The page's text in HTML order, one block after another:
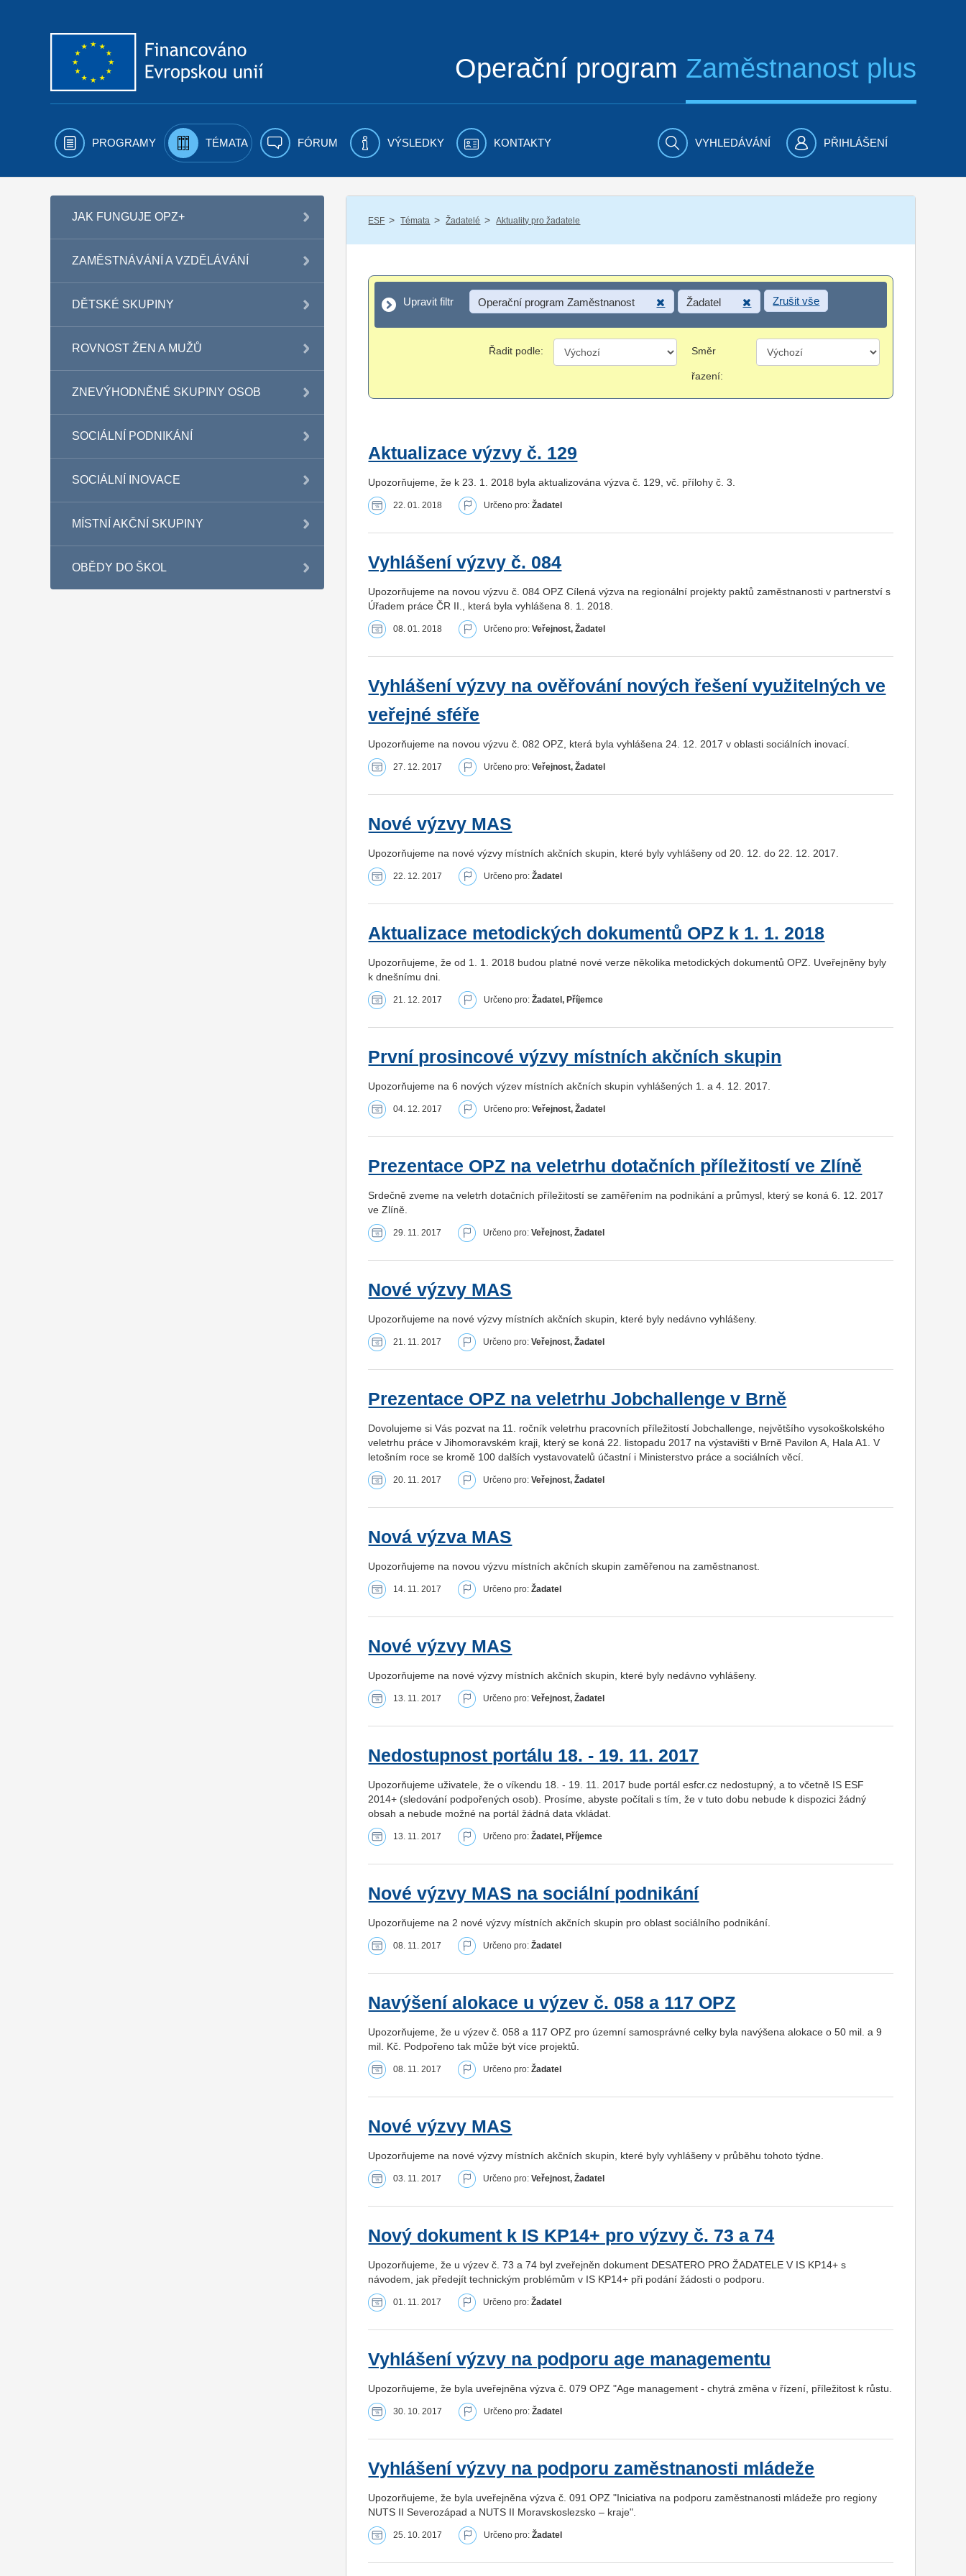
Operační program Zaměstnanost plus
PROGRAMY TÉMATA FÓRUM VÝSLEDKY KONTAKTY VYHLEDÁVÁNÍ PŘIHLÁŠENÍ
JAK FUNGUJE OPZ+
ZAMĚSTNÁVÁNÍ A VZDĚLÁVÁNÍ
DĚTSKÉ SKUPINY
ROVNOST ŽEN A MUŽŮ
ZNEVÝHODNĚNÉ SKUPINY OSOB
SOCIÁLNÍ PODNIKÁNÍ
SOCIÁLNÍ INOVACE
MÍSTNÍ AKČNÍ SKUPINY
OBĚDY DO ŠKOL
ESF / Témata / Žadatelé / Aktuality pro žadatele
Upravit filtr
Upravit filtr Operační program Zaměstnanost Žadatel Zrušit vše
Řadit podle: Směr
řazení:
Aktualizace výzvy č. 129
Upozorňujeme, že k 23. 1. 2018 byla aktualizována výzva č. 129, vč. přílohy č. 3.
22. 01. 2018 Určeno pro:Žadatel
Vyhlášení výzvy č. 084
Upozorňujeme na novou výzvu č. 084 OPZ Cílená výzva na regionální projekty paktů zaměstnanosti v partnerství s
Úřadem práce ČR II., která byla vyhlášena 8. 1. 2018.
08. 01. 2018 Určeno pro:Veřejnost, Žadatel
Vyhlášení výzvy na ověřování nových řešení využitelných ve
veřejné sféře
Upozorňujeme na novou výzvu č. 082 OPZ, která byla vyhlášena 24. 12. 2017 v oblasti sociálních inovací.
27. 12. 2017 Určeno pro:Veřejnost, Žadatel
Nové výzvy MAS
Upozorňujeme na nové výzvy místních akčních skupin, které byly vyhlášeny od 20. 12. do 22. 12. 2017.
22. 12. 2017 Určeno pro:Žadatel
Aktualizace metodických dokumentů OPZ k 1. 1. 2018
Upozorňujeme, že od 1. 1. 2018 budou platné nové verze několika metodických dokumentů OPZ. Uveřejněny byly
k dnešnímu dni.
21. 12. 2017 Určeno pro:Žadatel, Příjemce
První prosincové výzvy místních akčních skupin
Upozorňujeme na 6 nových výzev místních akčních skupin vyhlášených 1. a 4. 12. 2017.
04. 12. 2017 Určeno pro:Veřejnost, Žadatel
Prezentace OPZ na veletrhu dotačních příležitostí ve Zlíně
Srdečně zveme na veletrh dotačních příležitostí se zaměřením na podnikání a průmysl, který se koná 6. 12. 2017
ve Zlíně.
29. 11. 2017 Určeno pro:Veřejnost, Žadatel
Nové výzvy MAS
Upozorňujeme na nové výzvy místních akčních skupin, které byly nedávno vyhlášeny.
21. 11. 2017 Určeno pro:Veřejnost, Žadatel
Prezentace OPZ na veletrhu Jobchallenge v Brně
Dovolujeme si Vás pozvat na 11. ročník veletrhu pracovních příležitostí Jobchallenge, největšího vysokoškolského
veletrhu práce v Jihomoravském kraji, který se koná 22. listopadu 2017 na výstavišti v Brně Pavilon A, Hala A1. V
letošním roce se kromě 100 dalších vystavovatelů účastní i Ministerstvo práce a sociálních věcí.
20. 11. 2017 Určeno pro:Veřejnost, Žadatel
Nová výzva MAS
Upozorňujeme na novou výzvu místních akčních skupin zaměřenou na zaměstnanost.
14. 11. 2017 Určeno pro:Žadatel
Nové výzvy MAS
Upozorňujeme na nové výzvy místních akčních skupin, které byly nedávno vyhlášeny.
13. 11. 2017 Určeno pro:Veřejnost, Žadatel
Nedostupnost portálu 18. - 19. 11. 2017
Upozorňujeme uživatele, že o víkendu 18. - 19. 11. 2017 bude portál esfcr.cz nedostupný, a to včetně IS ESF
2014+ (sledování podpořených osob). Prosíme, abyste počítali s tím, že v tuto dobu nebude k dispozici žádný
obsah a nebude možné na portál žádná data vkládat.
13. 11. 2017 Určeno pro:Žadatel, Příjemce
Nové výzvy MAS na sociální podnikání
Upozorňujeme na 2 nové výzvy místních akčních skupin pro oblast sociálního podnikání.
08. 11. 2017 Určeno pro:Žadatel
Navýšení alokace u výzev č. 058 a 117 OPZ
Upozorňujeme, že u výzev č. 058 a 117 OPZ pro územní samosprávné celky byla navýšena alokace o 50 mil. a 9
mil. Kč. Podpořeno tak může být více projektů.
08. 11. 2017 Určeno pro:Žadatel
Nové výzvy MAS
Upozorňujeme na nové výzvy místních akčních skupin, které byly vyhlášeny v průběhu tohoto týdne.
03. 11. 2017 Určeno pro:Veřejnost, Žadatel
Nový dokument k IS KP14+ pro výzvy č. 73 a 74
Upozorňujeme, že u výzev č. 73 a 74 byl zveřejněn dokument DESATERO PRO ŽADATELE V IS KP14+ s
návodem, jak předejít technickým problémům v IS KP14+ při podání žádosti o podporu.
01. 11. 2017 Určeno pro:Žadatel
Vyhlášení výzvy na podporu age managementu
Upozorňujeme, že byla uveřejněna výzva č. 079 OPZ "Age management - chytrá změna v řízení, příležitost k růstu.
30. 10. 2017 Určeno pro:Žadatel
Vyhlášení výzvy na podporu zaměstnanosti mládeže
Upozorňujeme, že byla uveřejněna výzva č. 091 OPZ "Iniciativa na podporu zaměstnanosti mládeže pro regiony
NUTS II Severozápad a NUTS II Moravskoslezsko – kraje".
25. 10. 2017 Určeno pro:Žadatel